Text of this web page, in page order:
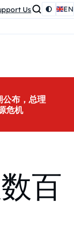
Us EN
布，总理
危机
百